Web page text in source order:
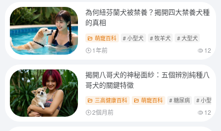
為何紐芬蘭犬被禁養？揭開四大禁養犬種
的真相
萌寵百科 # 小型犬 # 牧羊犬 # 大型犬
1年前 12
揭開八哥犬的神秘面紗：五個辨別純種八
哥犬的關鍵特徵
三高健康百科 萌寵百科 # 糖尿病 # 小型犬
2個月前 12